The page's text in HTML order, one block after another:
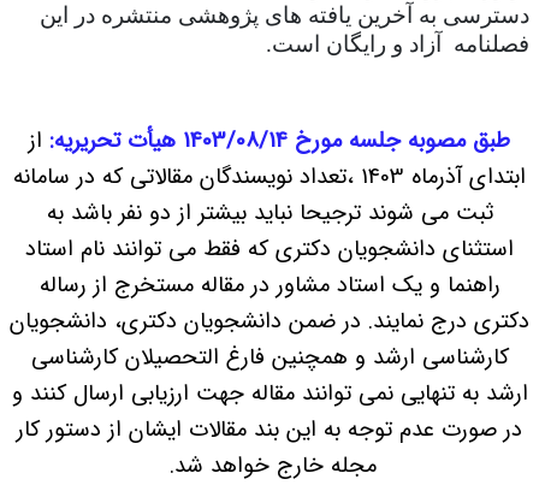
دسترسی به آخرین یافته های پژوهشی منتشره در این
فصلنامه آزاد و رایگان است.
طبق مصوبه جلسه مورخ 1403/08/14 هیأت تحریریه: از
ابتدای آذرماه 1403 ،تعداد نویسندگان مقالاتی که در سامانه
ثبت می شوند ترجیحا نباید بیشتر از دو نفر باشد به
استثنای دانشجویان دکتری که فقط می توانند نام استاد
راهنما و یک استاد مشاور در مقاله مستخرج از رساله
دکتری درج نمایند. در ضمن دانشجویان دکتری، دانشجویان
کارشناسی ارشد و همچنین فارغ التحصیلان کارشناسی
ارشد به تنهایی نمی توانند مقاله جهت ارزیابی ارسال کنند و
در صورت عدم توجه به این بند مقالات ایشان از دستور کار
مجله خارج خواهد شد.